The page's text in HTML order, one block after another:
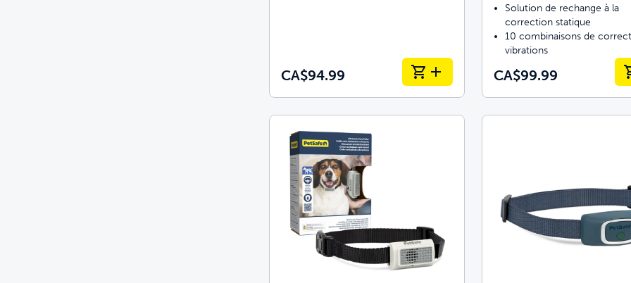
CA$94.99
Solution de rechange à la
correction statique
10 combinaisons de
vibrations
CA$99.99